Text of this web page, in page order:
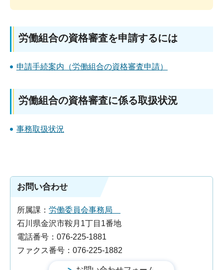
労働組合の資格審査を申請するには
申請手続案内（労働組合の資格審査申請）
労働組合の資格審査に係る取扱状況
事務取扱状況
お問い合わせ
所属課： 労働委員会事務局
石川県金沢市鞍月1丁目1番地
電話番号：076-225-1881
ファクス番号：076-225-1882